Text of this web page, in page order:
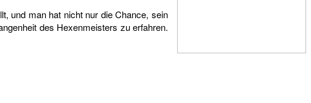
und man hat nicht nur die Chance, sein
des Hexenmeisters zu erfahren.